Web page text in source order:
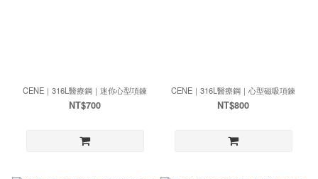
CENE｜316L醫療鋼｜迷你心型項鍊
NT$700
CENE｜316L醫療鋼｜心型磁吸項鍊
NT$800